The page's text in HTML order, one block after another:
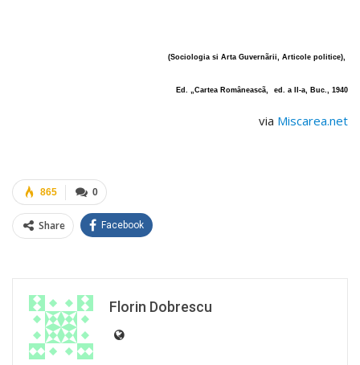
(Sociologia si Arta Guvernãrii, Articole politice),
Ed. „Cartea Româneascã, ed. a II-a, Buc., 1940
via Miscarea.net
0
865
Share Facebook
Florin Dobrescu